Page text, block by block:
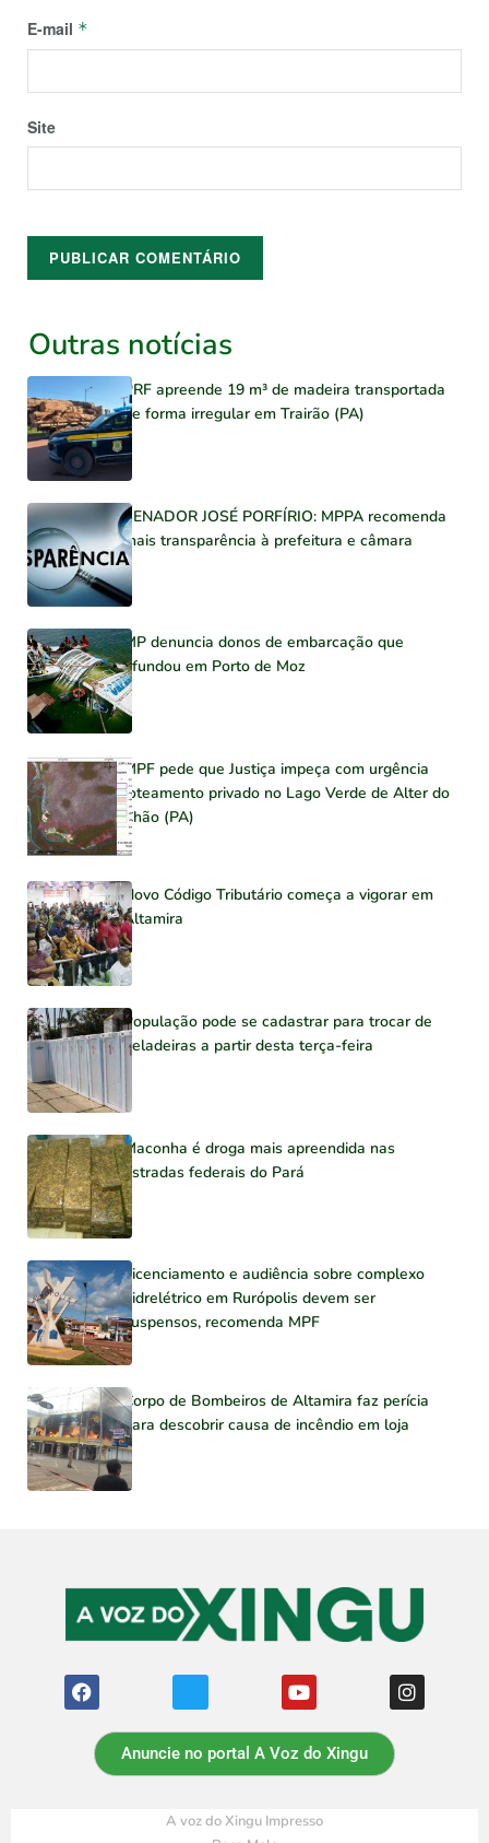
E-mail *
Site
Outras notícias
PRF apreende 19 m³ de madeira transportada
de forma irregular em Trairão (PA)
SENADOR JOSÉ PORFÍRIO: MPPA recomenda
mais transparência à prefeitura e câmara
MP denuncia donos de embarcação que
afundou em Porto de Moz
MPF pede que Justiça impeça com urgência
loteamento privado no Lago Verde de Alter do
Chão (PA)
Novo Código Tributário começa a vigorar em
Altamira
População pode se cadastrar para trocar de
geladeiras a partir desta terça-feira
Maconha é droga mais apreendida nas
estradas federais do Pará
Licenciamento e audiência sobre complexo
hidrelétrico em Rurópolis devem ser
suspensos, recomenda MPF
Corpo de Bombeiros de Altamira faz perícia
para descobrir causa de incêndio em loja
Anuncie no portal A Voz do Xingu
A voz do Xingu Impresso